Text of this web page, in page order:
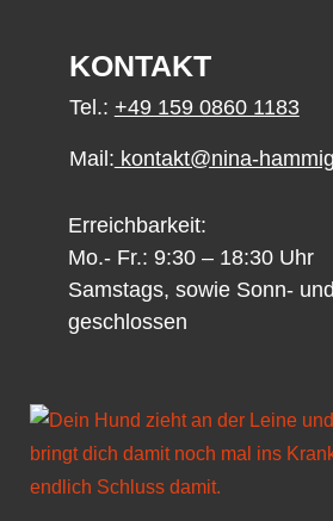
KONTAKT
Tel.: +49 159 0860 1183
Mail: kontakt@nina-
Erreichbarkeit:
Mo.- Fr.: 9:30 – 18:30 Uhr
Samstags, sowie Sonn-
geschlossen